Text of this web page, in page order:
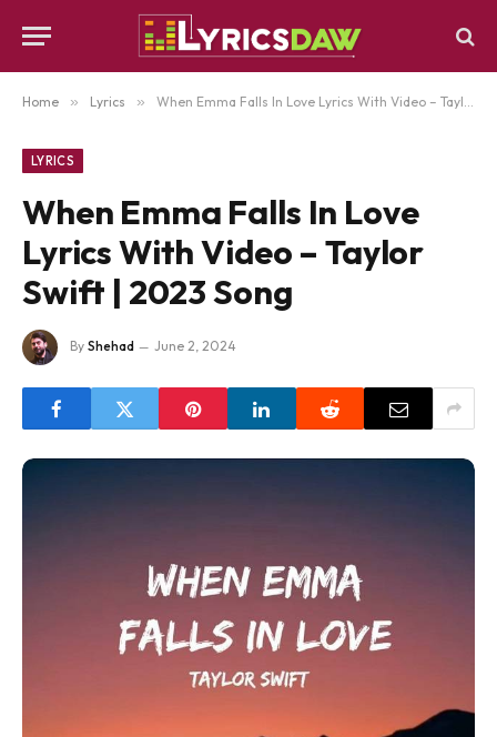
Home » Lyrics » When Emma Falls In Love Lyrics With Video – Taylor Swift | 2023 Song
LYRICS
When Emma Falls In Love
Lyrics With Video – Taylor
Swift | 2023 Song
By Shehad June 2, 2024